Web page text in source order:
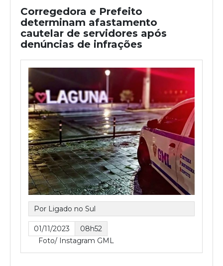
Corregedora e Prefeito
determinam afastamento
cautelar de servidores após
denúncias de infrações
Por Ligado no Sul
01/11/2023
08h52
Foto/ Instagram GML